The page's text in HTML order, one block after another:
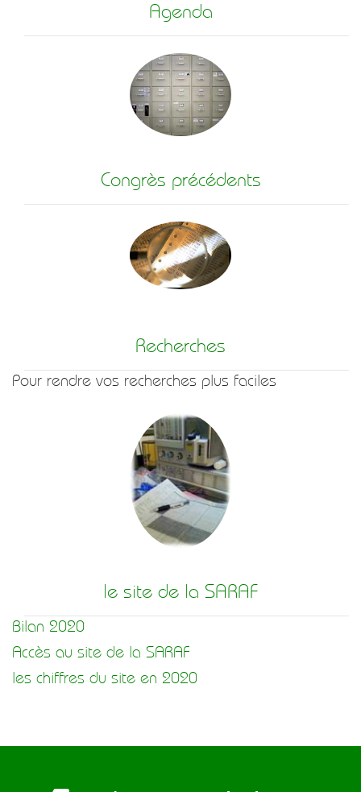
Agenda
Congrès précédents
Recherches
Pour rendre vos recherches plus faciles
le site de la SARAF
Bilan 2020
Accès au site de la SARAF
les chiffres du site en 2020